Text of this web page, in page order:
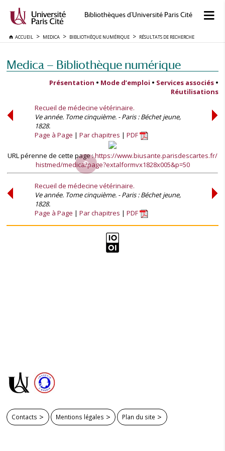
Bibliothèques d'Université Paris Cité
ACCUEIL MEDICA BIBLIOTHÈQUE NUMÉRIQUE RÉSULTATS DE RECHERCHE
Medica — Bibliothèque numérique
Présentation • Mode d’emploi • Services associés •
Réutilisations
Recueil de médecine vétérinaire.
Ve année. Tome cinquième. - Paris : Béchet jeune,
1828.
Page à Page
Par chapitres PDF
URL pérenne de cette page :https://www.biusante.parisdescartes.fr/
histmed/medica/page?extalformvx1828x005&p=50
Recueil de médecine vétérinaire.
Ve année. Tome cinquième. - Paris : Béchet jeune,
1828.
Page à Page
Par chapitres PDF
Contacts Mentions légales Plan du site